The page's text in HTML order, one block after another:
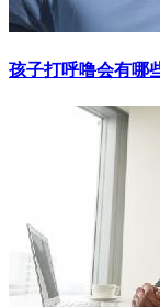
孩子打呼噜会有哪